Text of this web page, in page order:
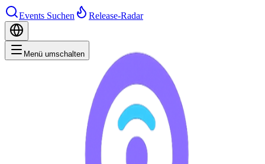
Events Suchen Release-Radar
Menü umschalten